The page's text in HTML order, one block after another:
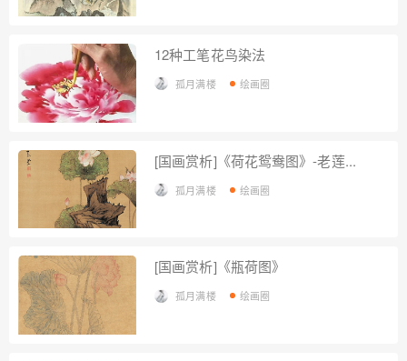
12种工笔花鸟染法
孤月满楼 绘画圈
[国画赏析]《荷花鸳鸯图》-老莲...
孤月满楼 绘画圈
[国画赏析]《瓶荷图》
孤月满楼 绘画圈